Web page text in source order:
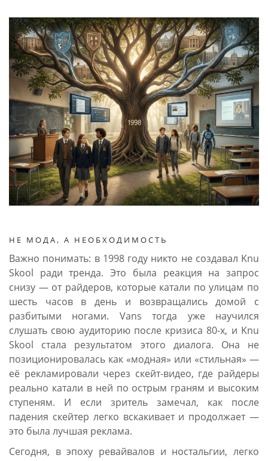
НЕ МОДА, А НЕОБХОДИМОСТЬ
Важно понимать: в 1998 году никто не создавал Knu
Skool ради тренда. Это была реакция на запрос
снизу — от райдеров, которые катали по улицам по
шесть часов в день и возвращались домой с
разбитыми ногами. Vans тогда уже научился
слушать свою аудиторию после кризиса 80-х, и Knu
Skool стала результатом этого диалога. Она не
позиционировалась как «модная» или «стильная» —
её рекламировали через скейт-видео, где райдеры
реально катали в ней по острым граням и высоким
ступеням. И если зритель замечал, как после
падения скейтер легко вскакивает и продолжает —
это была лучшая реклама.
Сегодня, в эпоху ревайвалов и ностальгии, легко